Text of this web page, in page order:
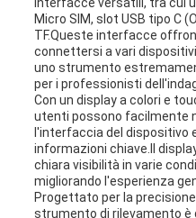
interfacce versatili, tra cui
Micro SIM, slot USB tipo C
TF.Queste interfacce
connettersi a vari
uno strumento
per i professionisti
Con un display a colori e
utenti possono facilmente
l'interfaccia del dispositivo
informazioni chiave.Il
chiara visibilità in varie
migliorando l'esperienza
Progettato per la
strumento di rilevamento è